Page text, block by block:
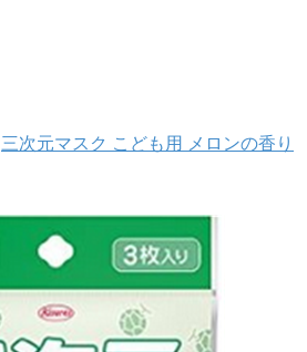
三次元マスク こども用 メロンの香り